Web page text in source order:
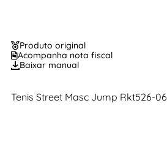
Produto original
Acompanha nota fiscal
Baixar manual
Tenis Street Masc Jump Rkt526-06